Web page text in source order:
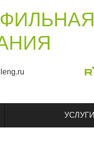
УСЛУГИ